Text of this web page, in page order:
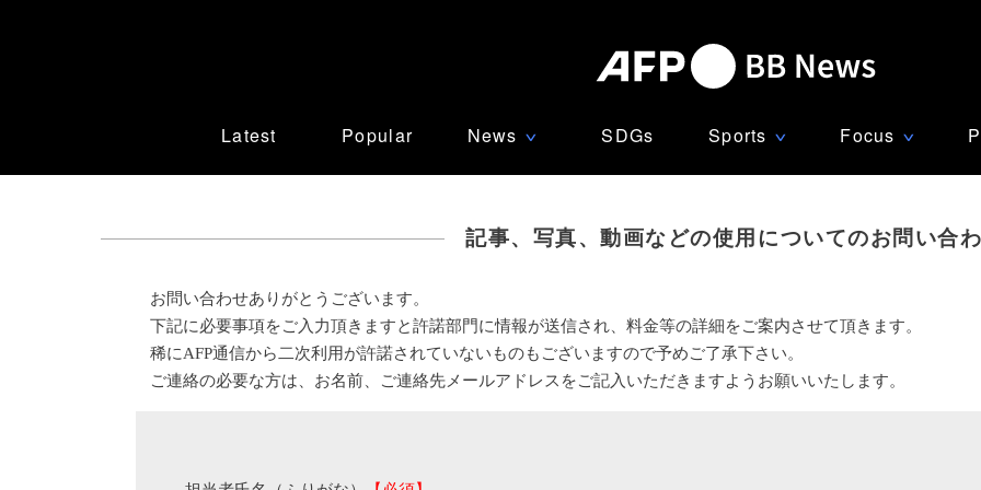
Latest Popular News ∨ SDGs Sports ∨ Focus ∨
記事、写真、動画などの使用についてのお問い合
お問い合わせありがとうございます。
下記に必要事項をご入力頂きますと許諾部門に情報が送信され、料金等の詳細をご案内させて頂きます。
稀にAFP通信から二次利用が許諾されていないものもございますので予めご了承下さい。
ご連絡の必要な方は、お名前、ご連絡先メールアドレスをご記入いただきますようお願いいたします。